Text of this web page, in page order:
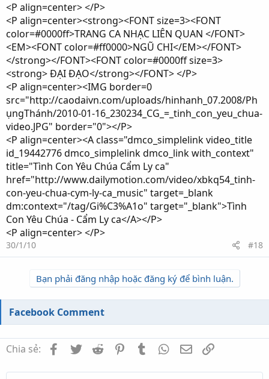
<P align=center> </P>
<P align=center><strong><FONT size=3><FONT
color=#0000ff>TRANG CA NHẠC LIÊN QUAN </FONT>
<EM><FONT color=#ff0000>NGŨ CHI</EM></FONT>
</strong></FONT><FONT color=#0000ff size=3>
<strong> ĐẠI ĐẠO</strong></FONT> </P>
<P align=center><IMG border=0
src="http://caodaivn.com/uploads/hinhanh_07.2008/Ph
ụngThánh/2010-01-16_230234_CG_=_tinh_con_yeu_chua-
video.JPG" border="0"></P>
<P align=center><A class="dmco_simplelink video_title
id_19442776 dmco_simplelink dmco_link with_context"
title="Tình Con Yêu Chúa Cẩm Ly ca"
href="http://www.dailymotion.com/video/xbkq54_tinh-
con-yeu-chua-cym-ly-ca_music" target=_blank
dm:context="/tag/Gi%C3%A1o" target="_blank">Tình
Con Yêu Chúa - Cẩm Ly ca</A></P>
<P align=center> </P>
30/1/10 #18
Bạn phải đăng nhập hoặc đăng ký để bình luận.
Facebook Comment
Chia sẻ: Facebook
TwitterReddit PinterestTumblrWhatsApp
Email